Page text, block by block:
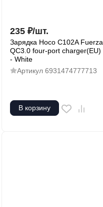
235 ₽/шт.
Зарядка Hoco C102A Fuerza
QC3.0 four-port charger(EU)
- White
Артикул 6931474777713
В корзину